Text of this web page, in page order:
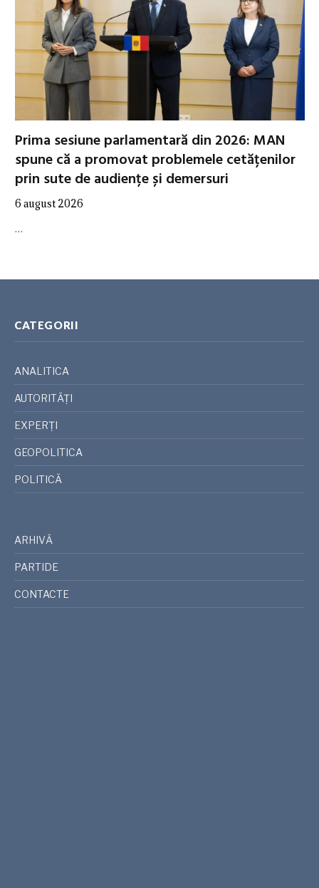
Prima sesiune parlamentară din 2026: MAN
spune că a promovat problemele cetățenilor
prin sute de audiențe și demersuri
6 august 2026
…
CATEGORII
ANALITICA
AUTORITĂȚI
EXPERȚI
GEOPOLITICA
POLITICĂ
ARHIVĂ
PARTIDE
CONTACTE